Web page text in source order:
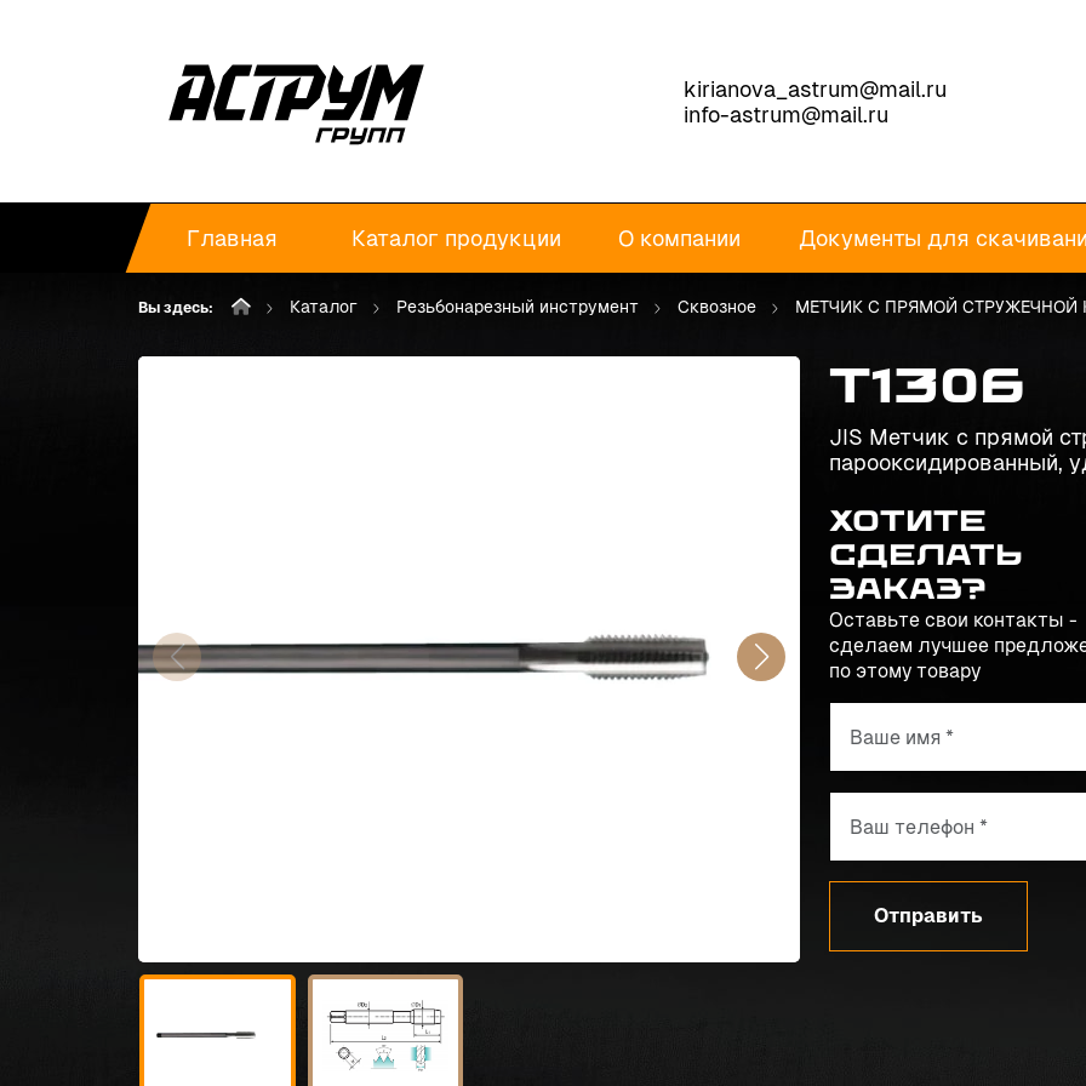
kirianova_astrum@mail.ru
info-astrum@mail.ru
Главная Каталог продукции О компании Документы для
Вы здесь: Каталог Резьбонарезный инструмент Сквозное МЕТЧИК С ПРЯМОЙ СТРУЖЕЧНОЙ
T1306
JIS Метчик с прямой
парооксидированный,
Хотите
сделать
заказ?
Оставьте свои контакты -
сделаем лучшее
по этому товару
Отправить